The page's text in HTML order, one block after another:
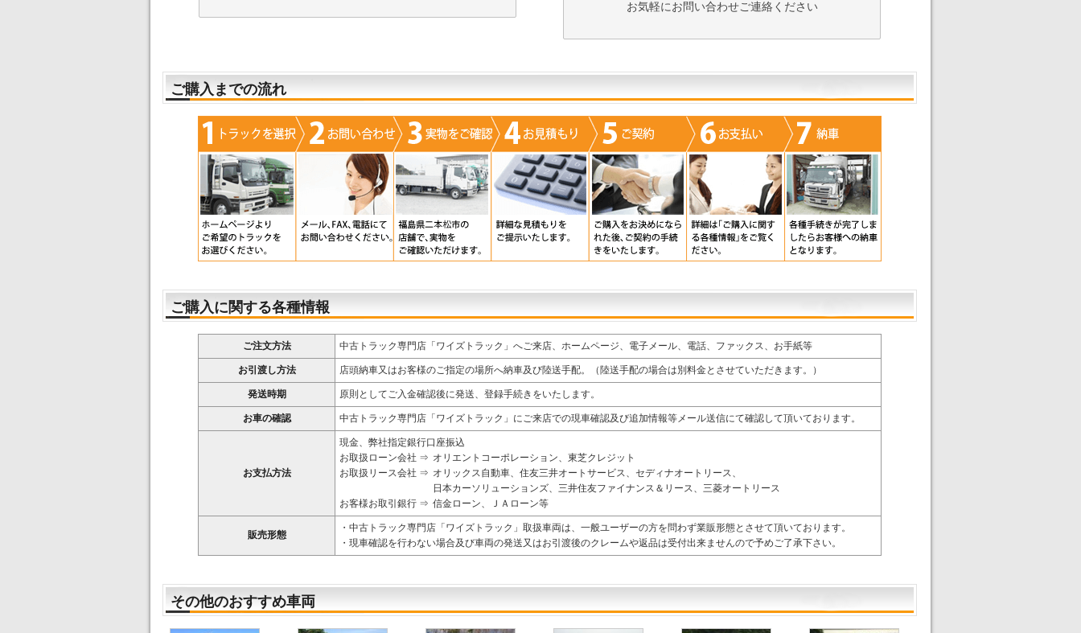
お気軽にお問い合わせご連絡ください
ご購入までの流れ
ご購入に関する各種情報
ご注文方法 中古トラック専門店「ワイズトラック」へご来店、ホームページ、電子メール、電話、ファックス、お手紙等
お引渡し方法 店頭納車又はお客様のご指定の場所へ納車及び陸送手配。（陸送手配の場合は別料金とさせていただきます。）
発送時期 原則としてご入金確認後に発送、登録手続きをいたします。
お車の確認 中古トラック専門店「ワイズトラック」にご来店での現車確認及び追加情報等メール送信にて確認して頂いております。
お支払方法
現金、弊社指定銀行口座振込
お取扱ローン会社 ⇒ オリエントコーポレーション、東芝クレジット
お取扱リース会社 ⇒ オリックス自動車、住友三井オートサービス、セディナオートリース、
日本カーソリューションズ、三井住友ファイナンス＆リース、三菱オートリース
お客様お取引銀行 ⇒ 信金ローン、ＪＡローン等
販売形態
・中古トラック専門店「ワイズトラック」取扱車両は、一般ユーザーの方を問わず業販形態とさせて頂いております。
・現車確認を行わない場合及び車両の発送又はお引渡後のクレームや返品は受付出来ませんので予めご了承下さい。
その他のおすすめ車両